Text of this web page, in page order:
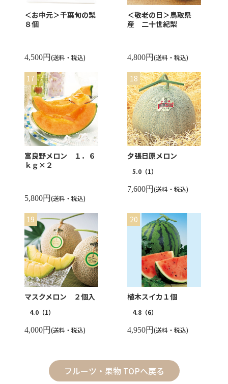
＜お中元＞千葉旬の梨
８個
4,500円(送料・税込)
＜敬老の日＞鳥取県
産 二十世紀梨
4,800円(送料・税込)
富良野メロン １．６
ｋｇ×２
5,800円(送料・税込)
夕張日原メロン
5.0 （1）
7,600円(送料・税込)
マスクメロン ２個入
4.0（1）
4,000円(送料・税込)
植木スイカ１個
4.8 （6）
4,950円(送料・税込)
フルーツ・果物 TOPへ戻る